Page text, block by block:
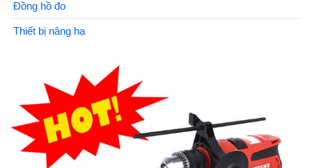
Đồng hồ đo
Thiết bị nâng hạ